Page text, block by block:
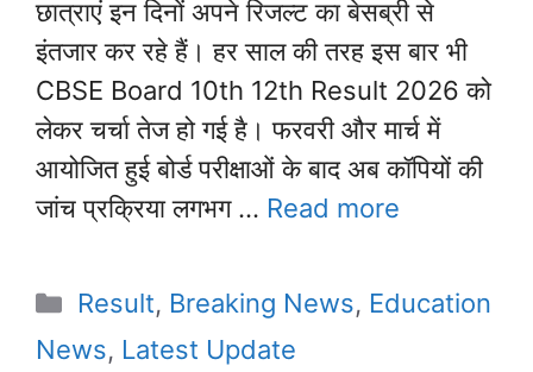
छात्राएं इन दिनों अपने रिजल्ट का बेसब्री से
इंतजार कर रहे हैं। हर साल की तरह इस बार भी
CBSE Board 10th 12th Result 2026 को
लेकर चर्चा तेज हो गई है। फरवरी और मार्च में
आयोजित हुई बोर्ड परीक्षाओं के बाद अब कॉपियों की
जांच प्रक्रिया लगभग … Read more
Categories
Result, Breaking News, Education
News, Latest Update